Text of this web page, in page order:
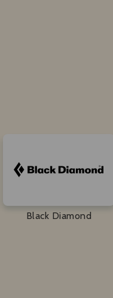
Black Diamond